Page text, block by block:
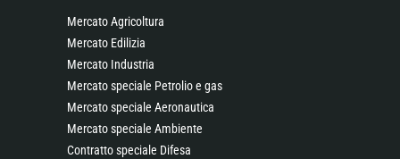
Mercato Agricoltura
Mercato Edilizia
Mercato Industria
Mercato speciale Petrolio e gas
Mercato speciale Aeronautica
Mercato speciale Ambiente
Contratto speciale Difesa